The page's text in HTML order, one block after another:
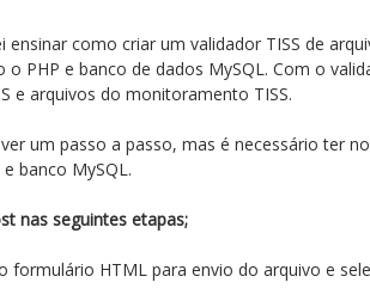
ensinar como criar um validador TISS de
o PHP e banco de dados MySQL. Com o
e arquivos do monitoramento TISS.
um passo a passo, mas é necessário ter
banco MySQL.
nas seguintes etapas;
formulário HTML para envio do arquivo e